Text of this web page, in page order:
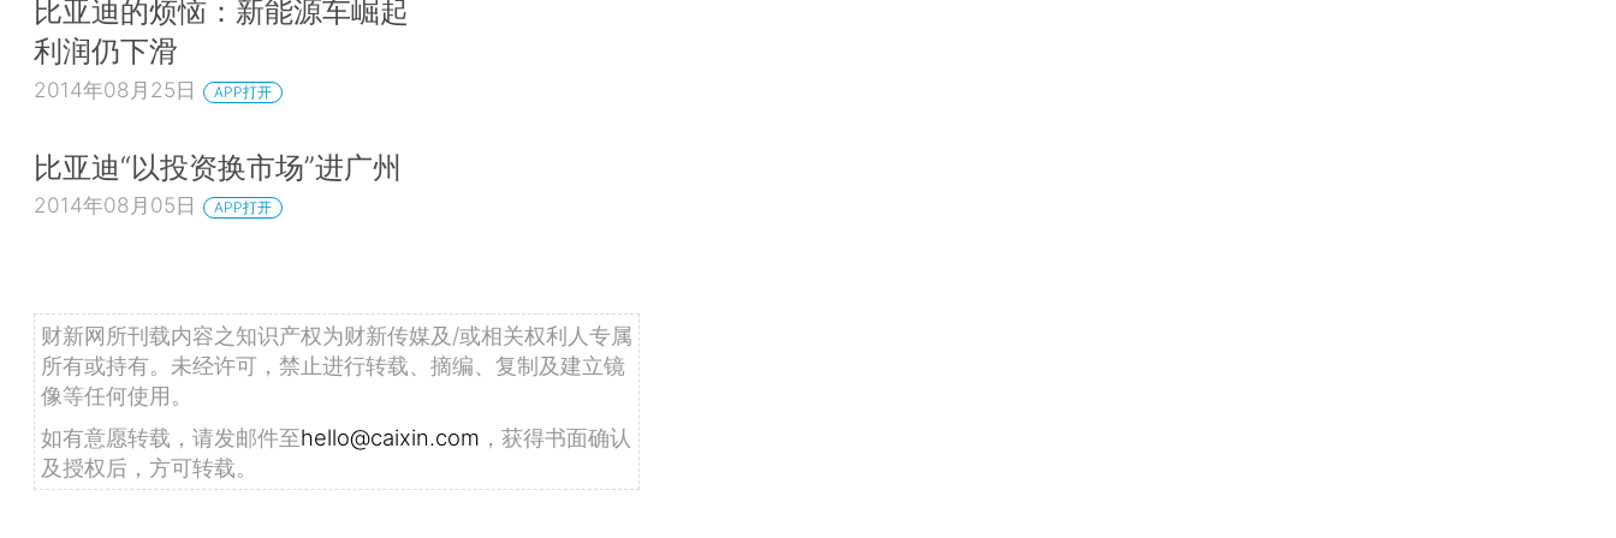
比亚迪的烦恼：新能源车崛起
利润仍下滑
2014年08月25日 APP打开
比亚迪“以投资换市场”进广州
2014年08月05日 APP打开
财新网所刊载内容之知识产权为财新传媒及/或相关权利人专属
所有或持有。未经许可，禁止进行转载、摘编、复制及建立镜
像等任何使用。
如有意愿转载，请发邮件至hello@caixin.com ，获得书面确认
及授权后，方可转载。